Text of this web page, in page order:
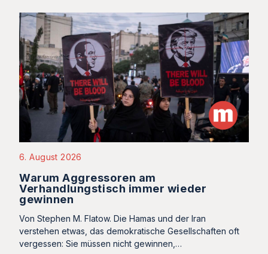
6. August 2026
Warum Aggressoren am
Verhandlungstisch immer wieder
gewinnen
Von Stephen M. Flatow. Die Hamas und der Iran
verstehen etwas, das demokratische Gesellschaften oft
vergessen: Sie müssen nicht gewinnen,…